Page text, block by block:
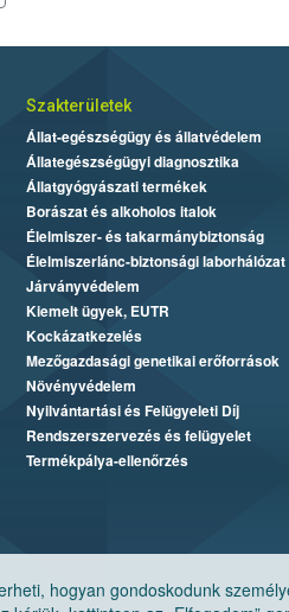
hogyan gondoskodunk
Szakterületek
Állat-egészségügy és állatvédelem
Állategészségügyi diagnosztika
Állatgyógyászati termékek
Borászat és alkoholos italok
Élelmiszer- és takarmánybiztonság
Élelmiszerlánc-biztonsági laborhálózat
Járványvédelem
Kiemelt ügyek, EUTR
Kockázatkezelés
Mezőgazdasági genetikai erőforrások
Növényvédelem
Nyilvántartási és Felügyeleti Díj
Rendszerszervezés és felügyelet
Termékpálya-ellenőrzés